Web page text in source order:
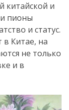
китайской и
пионы
и статус.
в Китае, на
не только
и в